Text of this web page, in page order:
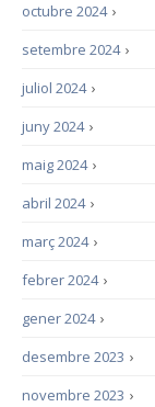
›
octubre 2024
›
setembre 2024
›
juliol 2024
›
juny 2024
›
maig 2024
›
abril 2024
›
març 2024
›
febrer 2024
›
gener 2024
›
desembre 2023
›
novembre 2023